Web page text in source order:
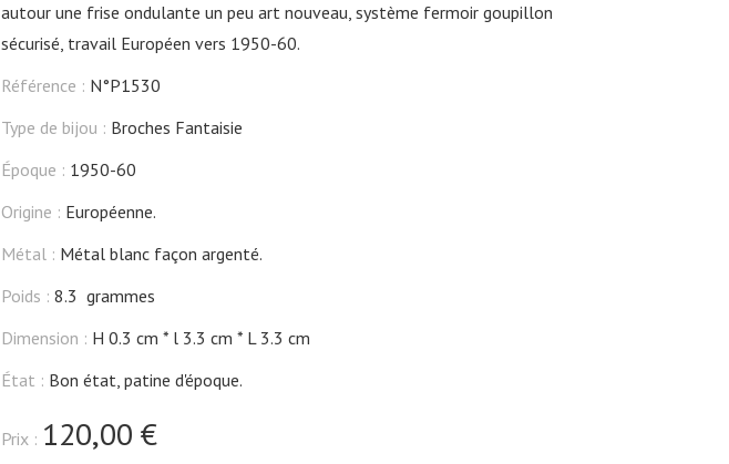
autour une frise ondulante un peu art nouveau, système fermoir goupillon
sécurisé, travail Européen vers 1950-60.
Référence : N°P1530
Type de bijou : Broches Fantaisie
Époque : 1950-60
Origine : Européenne.
Métal : Métal blanc façon argenté.
Poids : 8.3 grammes
Dimension : H 0.3 cm l 3.3 cm
L 3.3 cm
État : Bon état, patine d'époque.
Prix : 120,00 €